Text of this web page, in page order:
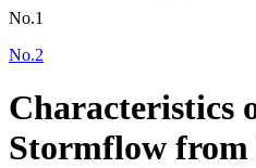
No.1
No.2
Characteristics
Stormflow from